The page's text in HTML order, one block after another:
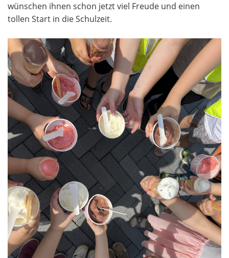
wünschen ihnen schon jetzt viel Freude und einen
tollen Start in die Schulzeit.